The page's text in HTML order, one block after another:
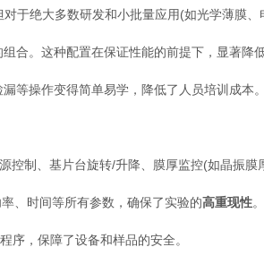
于绝大多数研发和小批量应用(如光学薄膜、
合。这种配置在保证性能的前提下，显著降
等操作变得简单易学，降低了人员培训成本。
制、基片台旋转/升降、膜厚监控(如晶振膜
、时间等所有参数，确保了实验的高重现性。
序，保障了设备和样品的安全。